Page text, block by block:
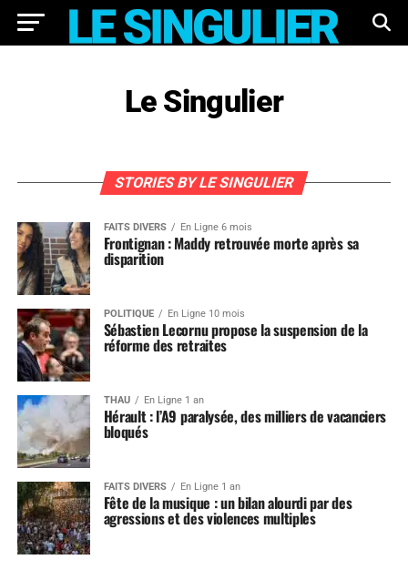
Le Singulier
STORIES BY LE SINGULIER
FAITS DIVERS En Ligne 6 mois
Frontignan : Maddy retrouvée morte après sa
disparition
POLITIQUE En Ligne 10 mois
Sébastien Lecornu propose la suspension de la
réforme des retraites
THAU En Ligne 1 an
Hérault : l’A9 paralysée, des milliers de vacanciers
bloqués
FAITS DIVERS En Ligne 1 an
Fête de la musique : un bilan alourdi par des
agressions et des violences multiples